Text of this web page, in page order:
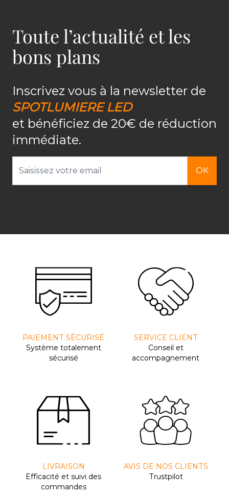
Toute l’actualité et les
bons plans
Inscrivez vous à la newsletter de
SPOTLUMIERE LED
et bénéficiez de 20€ de réduction
immédiate.
OK
PAIEMENT SÉCURISÉ
Système totalement
sécurisé
SERVICE CLIENT
Conseil et
accompagnement
LIVRAISON
Efﬁcacité et suivi des
commandes
AVIS DE NOS CLIENTS
Trustpilot